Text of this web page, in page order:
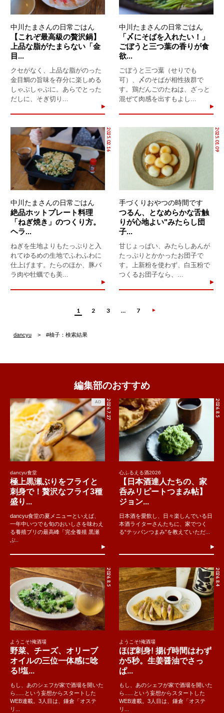
中川たまさんの日常ごはん
【これぞ最高級の贅沢鍋】
上品な脂がたまらない「金
目...
クセがなく、上品な脂がのった
金目鯛の旨味を存分に楽しめる
しゃぶしゃぶに。あらでとった
だしに、そぎ切り...
中川たまさんの日常ごはん
「〆にそばを入れたい！」
ごぼうと三つ葉の香りが食
欲...
ごぼうと三つ葉（せりでも
可）、〆のそばが相性抜群で
す。鶏だんごのたねは、ざっと
混ぜて肉感を出すもよし...
2025.02.16
中川たまさんの日常ごはん
絶品ホットプレート料理
「ねぎ焼き」のつくり方。
ヘラ...
ねぎを生地よりもたっぷりと入
れてゆるめの生地でふわふわに
仕上げます。たらのほか、豚バ
ラ肉や牡蠣でも美...
2025.01.09
手づくりおやつの時間です
つるん、となめらかな舌触
りが心地よい"みたらし団
子...
甘じょっぱい、みたらしあんが
たっぷりとかかったお団子で
す。上新粉を使わず、白玉粉で
つくるお団子なら、...
1 2 3 … 7
dancyu #柚子：検索結果
編集部のおすすめ
2026.7.27
AD
dancyu食堂
極上黒瀬ぶりをフライと
刺身で！贅沢なフライ3種
盛り...
dancyu食堂の夏メニューといえば、
一年中いつでも旬のおいしさを味わえ
る養殖ブリの最高峰「完全養殖 黒瀬
ぶ..
2026.8.5
心ふるえる酒2026
【日本酒達人たちの、家
呑みリピートつまみ帖】
ジョン...
日本酒を愛飲し、日々楽しんでいる日
本酒ライターさんたちに、家でつく
る“テッパンつまみ”を教えていただ...
2026.8.5
ようこそ!俺酒場
野菜、チーズ、オリーブ
オイルの三位一体感に唸
る!塩...
もし、あのシェフが家で酒場を開いた
ら......という妄想からスタートした
WEB連載。3人目は、鎌倉「オステ
リ...
2026.8.4
ようこそ!俺酒場
ほぼ刺身! 揚げ時間はわず
か5秒。生姜醤油でさっ
ぱ...
もし、あのシェフが家で酒場を開いた
ら......という妄想からスタートした
WEB連載。3人目は、鎌倉「オステ
リ...